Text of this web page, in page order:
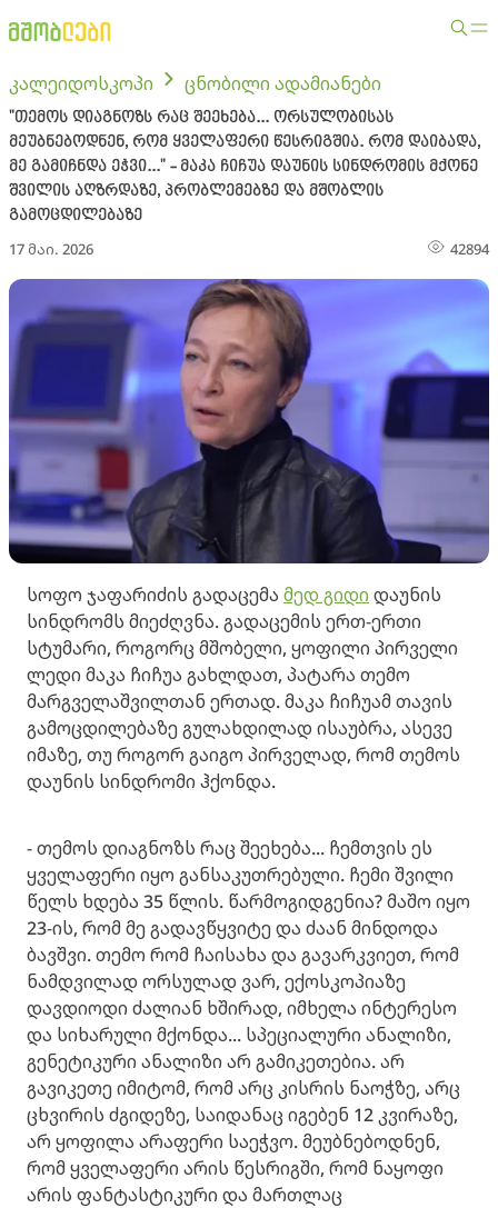
კალეიდოსკოპი ცნობილი ადამიანები
"თემოს დიაგნოზს რაც შეეხება... ორსულობისას
მეუბნებოდნენ, რომ ყველაფერი წესრიგშია. რომ დაიბადა,
მე გამიჩნდა ეჭვი..." - მაკა ჩიჩუა დაუნის სინდრომის მქონე
შვილის აღზრდაზე, პრობლემებზე და მშობლის
გამოცდილებაზე
17 მაი. 2026 42894
სოფო ჯაფარიძის გადაცემა მედ გიდი დაუნის
სინდრომს მიეძღვნა. გადაცემის ერთ-ერთი
სტუმარი, როგორც მშობელი, ყოფილი პირველი
ლედი მაკა ჩიჩუა გახლდათ, პატარა თემო
მარგველაშვილთან ერთად. მაკა ჩიჩუამ თავის
გამოცდილებაზე გულახდილად ისაუბრა, ასევე
იმაზე, თუ როგორ გაიგო პირველად, რომ თემოს
დაუნის სინდრომი ჰქონდა.
- თემოს დიაგნოზს რაც შეეხება... ჩემთვის ეს
ყველაფერი იყო განსაკუთრებული. ჩემი შვილი
წელს ხდება 35 წლის. წარმოგიდგენია? მაშო იყო
23-ის, რომ მე გადავწყვიტე და ძაან მინდოდა
ბავშვი. თემო რომ ჩაისახა და გავარკვიეთ, რომ
ნამდვილად ორსულად ვარ, ექოსკოპიაზე
დავდიოდი ძალიან ხშირად, იმხელა ინტერესო
და სიხარული მქონდა... სპეციალური ანალიზი,
გენეტიკური ანალიზი არ გამიკეთებია. არ
გავიკეთე იმიტომ, რომ არც კისრის ნაოჭზე, არც
ცხვირის ძგიდეზე, საიდანაც იგებენ 12 კვირაზე,
არ ყოფილა არაფერი საეჭვო. მეუბნებოდნენ,
რომ ყველაფერი არის წესრიგში, რომ ნაყოფი
არის ფანტასტიკური და მართლაც